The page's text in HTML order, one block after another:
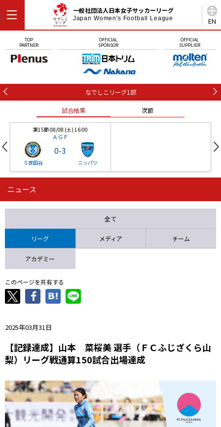
EN
一般社団法人日本女子サッカーリーグ
Japan Women's Football League
TOP
PARTNER
OFFICIAL
SPONSOR
OFFICIAL
SUPPLIER
なでしこリーグ1部
試合結果 次節
第15節 08/08 (土) 16:00
ＡＧＦ
Ｓ世田谷
0-3
ニッパツ
第16節 09/05 (土) 15:00
ニッパツ 石人の星
ニュース
全て
リーグ メディア チーム
アカデミー
このページを共有する
2025年03月31日
【記録達成】山本 菜桜美 選手（ＦＣふじざくら山
梨）リーグ戦通算150試合出場達成